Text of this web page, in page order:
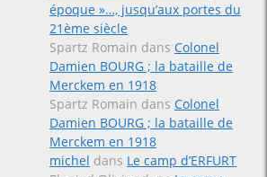
époque »…, jusqu’aux portes du
21ème siècle
Spartz Romain dans Colonel
Damien BOURG ; la bataille de
Merckem en 1918
Spartz Romain dans Colonel
Damien BOURG ; la bataille de
Merckem en 1918
michel dans Le camp d’ERFURT